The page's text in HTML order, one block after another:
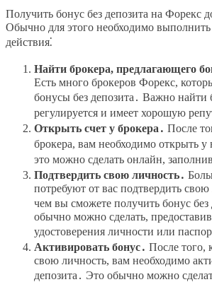
Получить бонус без депозита на Форекс
Обычно для этого необходимо
действия⁚
Найти брокера, предлагающего
Есть много брокеров Форекс,
бонусы без депозита․ Важно найти
регулируется и имеет хорошую
Открыть счет у брокера․ После
брокера, вам необходимо открыть
это можно сделать онлайн,
Подтвердить свою личность․
потребуют от вас подтвердить
чем вы сможете получить бонус без
обычно можно сделать,
удостоверения личности или
Активировать бонус․ После того,
свою личность, вам необходимо
депозита․ Это обычно можно